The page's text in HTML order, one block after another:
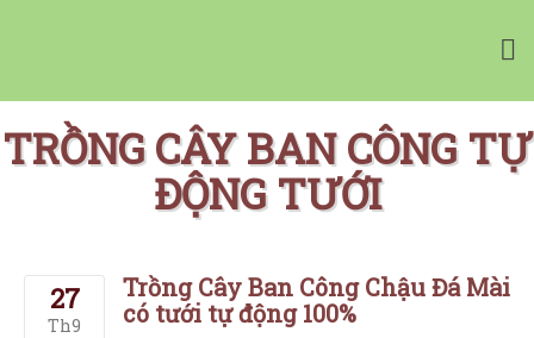
NHÀ CUNG CẤP
TRỒNG CÂY BAN CÔNG TỰ
ĐỘNG TƯỚI
27
Th9
Trồng Cây Ban Công Chậu Đá Mài
có tưới tự động 100%